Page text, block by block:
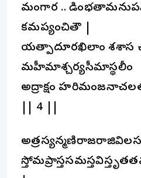
మంగార ..
కమప్యంచితౌ |
యత్పాదూరఖిలాం శశాస
మహీమాశ్చర్యసీమాస్థలీం
అద్రాక్షం
|| 4 ||